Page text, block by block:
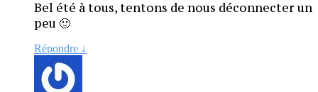
Bel été à tous, tentons de nous déconnecter un
peu 🙂
Répondre ↓